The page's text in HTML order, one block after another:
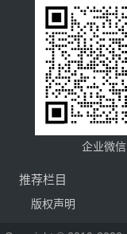
企业微信
推荐栏目
版权声明